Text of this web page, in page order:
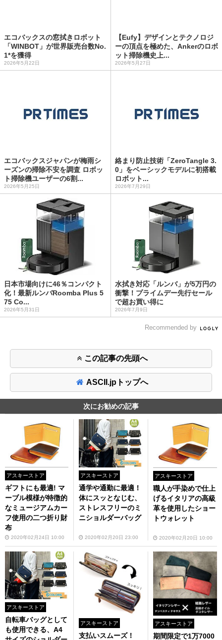
エコバックスの窓拭きロボット
「WINBOT」が世界販売台数No.
1*を獲得
2026年5月22日
【Eufy】デザインとテクノロジ
ーの頂点を極めた、Ankerのロボ
ット掃除機史上...
2026年5月27日
エコバックスジャパンが梅雨シ
ーズンの掃除不安を調査 ロボッ
ト掃除機ユーザーの6割...
2026年5月25日
絡まり防止技術「ZeroTangle 3.
0」をベーシックモデルに初搭載
ロボット...
2026年7月29日
日本市場向けに46％コンパクト
化！最新ルンバRoomba Plus 5
75 Co...
2026年5月31日
水拭き対応「ルンバ」が5万円の
衝撃！プライムデー先行セール
で超お買い得に
2026年7月9日
Recommended by
この記事の先頭へ
ASCII.jpトップへ
次にお勧めの記事
アスキーストア
ギフトにも最適! マ
ーブル模様が特徴的
なミュージアムカー
フ使用の二つ折り財
布
2020年02月24日 10:00
アスキーストア
通学や通勤に最適！
体にスッとなじむ、
ストレスフリーのミ
ニショルダーバッグ
2020年02月20日 23:00
アスキーストア
職人が手染めで仕上
げるイタリアの高級
革を使用したショー
トウォレット
2020年02月20日 10:00
アスキーストア
自転車バッグとして
も使用できる、A4
アスキーストア
支払いスムーズ！
アスキーストア
期間限定で1万7000